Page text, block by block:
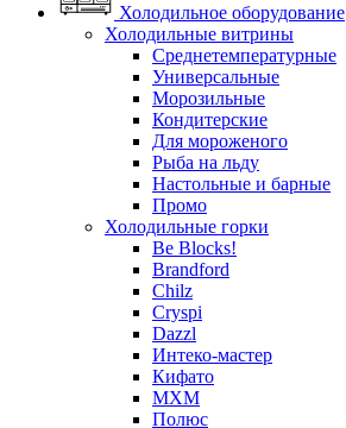
Холодильное оборудование
Холодильные витрины
Среднетемпературные
Универсальные
Морозильные
Кондитерские
Для мороженого
Рыба на льду
Настольные и барные
Промо
Холодильные горки
Be Blocks!
Brandford
Chilz
Cryspi
Dazzl
Интеко-мастер
Кифато
МХМ
Полюс